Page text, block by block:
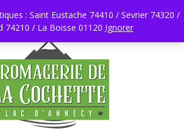
: Saint Eustache 74410 / Sevrier 74320 /
74210 / La Boisse 01120 Ignorer
0450196403